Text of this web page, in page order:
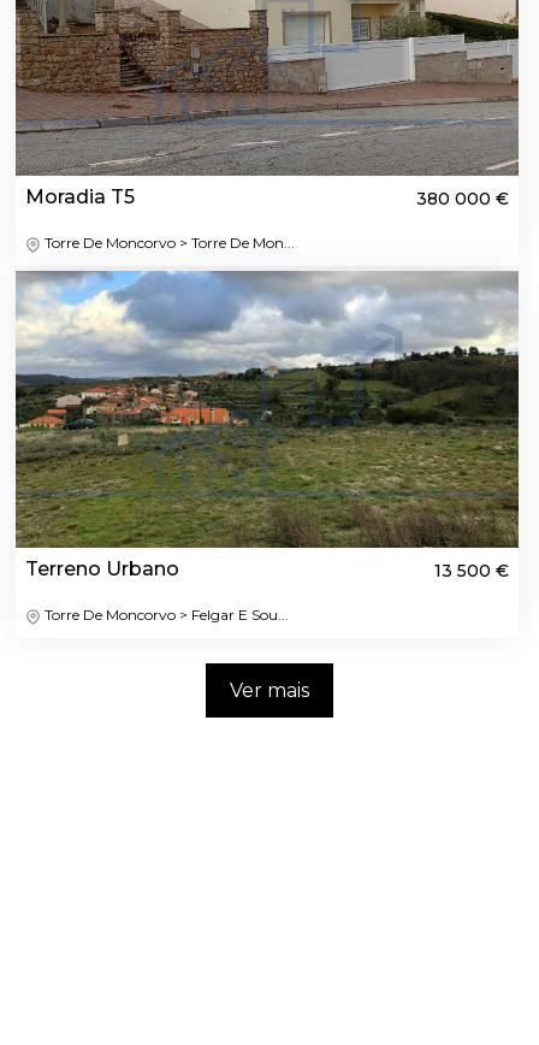
Moradia T5 380 000 €
Torre De Moncorvo > Torre De Mon...
Terreno Urbano 13 500 €
Torre De Moncorvo > Felgar E Sou...
Ver mais